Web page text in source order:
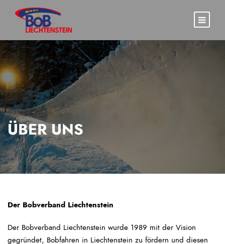
ÜBER UNS
Der Bobverband Liechtenstein
Der Bobverband Liechtenstein wurde 1989 mit der Vision
gegründet, Bobfahren in Liechtenstein zu fördern und diesen